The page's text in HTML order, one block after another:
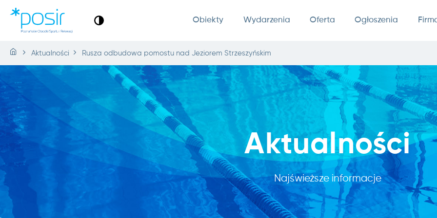
Obiekty Wydarzenia Oferta Ogłoszenia
Aktualności Rusza odbudowa pomostu nad Jeziorem Strzeszyńskim
Aktualności
Najświeższe informacje